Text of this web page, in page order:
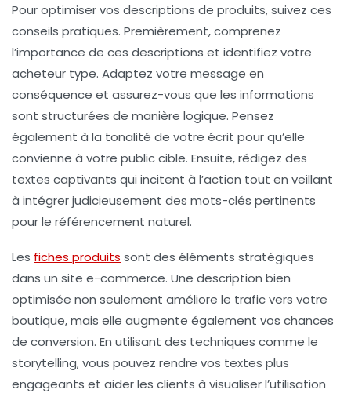
Pour optimiser vos descriptions de produits, suivez ces
conseils pratiques. Premièrement, comprenez
l’importance de ces descriptions et identifiez votre
acheteur type. Adaptez votre message en
conséquence et assurez-vous que les informations
sont structurées de manière logique. Pensez
également à la tonalité de votre écrit pour qu’elle
convienne à votre public cible. Ensuite, rédigez des
textes captivants qui incitent à l’action tout en veillant
à intégrer judicieusement des mots-clés pertinents
pour le référencement naturel.
Les fiches produits sont des éléments stratégiques
dans un site e-commerce. Une description bien
optimisée non seulement améliore le traficvers votre
boutique, mais elle augmente également vos chances
de conversion. En utilisant des techniques comme le
storytelling, vous pouvez rendre vos textes plus
engageants et aider les clients à visualiser l’utilisation